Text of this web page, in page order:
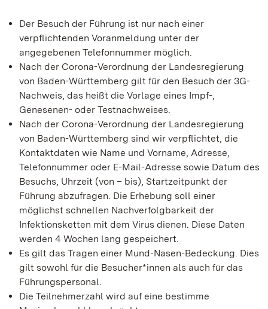
Der Besuch der Führung ist nur nach einer
verpflichtenden Voranmeldung unter der
angegebenen Telefonnummer möglich.
Nach der Corona-Verordnung der Landesregierung
von Baden-Württemberg gilt für den Besuch der 3G-
Nachweis, das heißt die Vorlage eines Impf-,
Genesenen- oder Testnachweises.
Nach der Corona-Verordnung der Landesregierung
von Baden-Württemberg sind wir verpflichtet, die
Kontaktdaten wie Name und Vorname, Adresse,
Telefonnummer oder E-Mail-Adresse sowie Datum des
Besuchs, Uhrzeit (von – bis), Startzeitpunkt der
Führung abzufragen. Die Erhebung soll einer
möglichst schnellen Nachverfolgbarkeit der
Infektionsketten mit dem Virus dienen. Diese Daten
werden 4 Wochen lang gespeichert.
Es gilt das Tragen einer Mund-Nasen-Bedeckung. Dies
gilt sowohl für die Besucher*innen als auch für das
Führungspersonal.
Die Teilnehmerzahl wird auf eine bestimme